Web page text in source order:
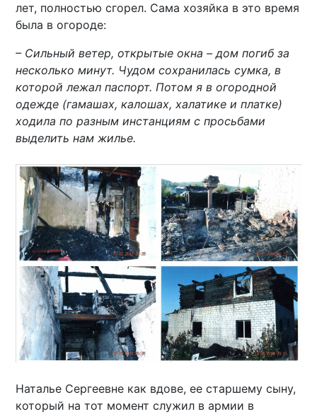
лет, полностью сгорел. Сама хозяйка в это время
была в огороде:
– Сильный ветер, открытые окна – дом погиб за
несколько минут. Чудом сохранилась сумка, в
которой лежал паспорт. Потом я в огородной
одежде (гамашах, калошах, халатике и платке)
ходила по разным инстанциям с просьбами
выделить нам жилье.
Наталье Сергеевне как вдове, ее старшему сыну,
который на тот момент служил в армии в